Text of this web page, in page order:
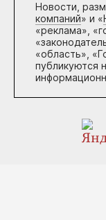
Новости,
компаний» и «
«реклама»,
«область»,
публикуются